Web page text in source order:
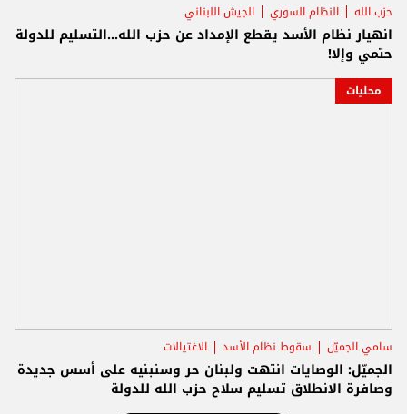
حزب الله النظام السوري الجيش اللبناني
انهيار نظام الأسد يقطع الإمداد عن حزب الله...التسليم للدولة
حتمي وإلا!
محليات
سامي الجميّل سقوط نظام الأسد الاغتيالات
الجميّل: الوصايات انتهت ولبنان حر وسنبنيه على أسس جديدة
وصافرة الانطلاق تسليم سلاح حزب الله للدولة